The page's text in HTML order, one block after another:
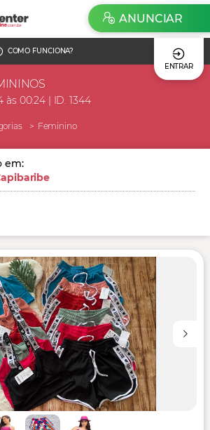
COMO FUNCIONA?
ENTRAR
ANUNCIAR
00:24 | ID. 1344
Feminino
em: